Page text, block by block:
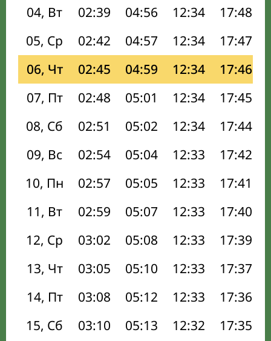
04, Вт
02:39 04:56 12:34 17:48
05, Ср
02:42 04:57 12:34 17:47
06, Чт
02:45 04:59 12:34 17:46
07, Пт
02:48 05:01 12:34 17:45
08, Сб
02:51 05:02 12:34 17:44
09, Вс
02:54 05:04 12:33 17:42
10, Пн
02:57 05:05 12:33 17:41
11, Вт
02:59 05:07 12:33 17:40
12, Ср
03:02 05:08 12:33 17:39
13, Чт
03:05 05:10 12:33 17:37
14, Пт
03:08 05:12 12:33 17:36
15, Сб
03:10 05:13 12:32 17:35